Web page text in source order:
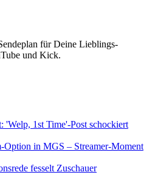
für Deine Lieblings-
und Kick.
'Welp, 1st Time'-Post schockiert
Option in MGS – Streamer-Moment
fesselt Zuschauer